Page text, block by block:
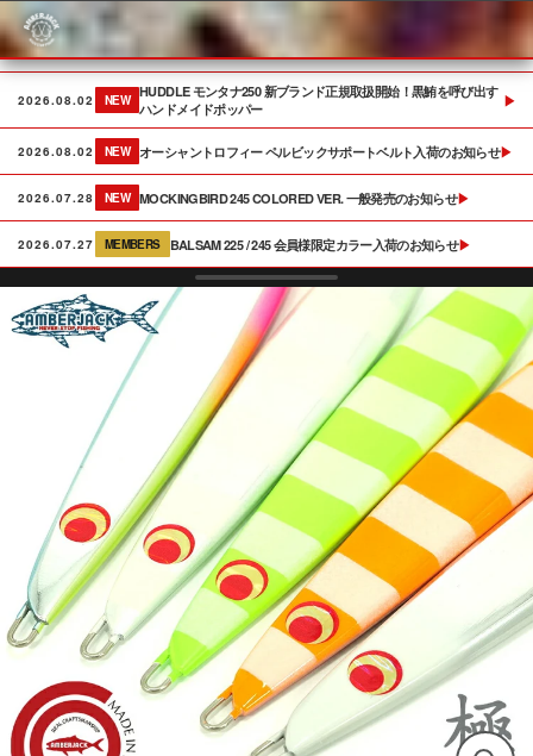
Skip
to
content
2026.08.02 NEW HUDDLE モンタナ250 新ブランド正規取扱開始！黒鮪を呼び出す
ハンドメイドポッパー
▶
2026.08.02 NEW オーシャントロフィー ペルビックサポートベルト入荷のお知らせ▶
2026.07.28 NEW MOCKINGBIRD 245 COLORED VER. 一般発売のお知らせ▶
2026.07.27 MEMBERS BALSAM 225 / 245 会員様限定カラー入荷のお知らせ▶